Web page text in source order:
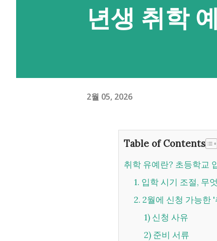
년생 취학
2월 05, 2026
Table of Contents
취학 유예란? 초등학
1. 입학 시기 조절,
2. 2월에 신청 가능
1) 신청 사유
2) 준비 서류